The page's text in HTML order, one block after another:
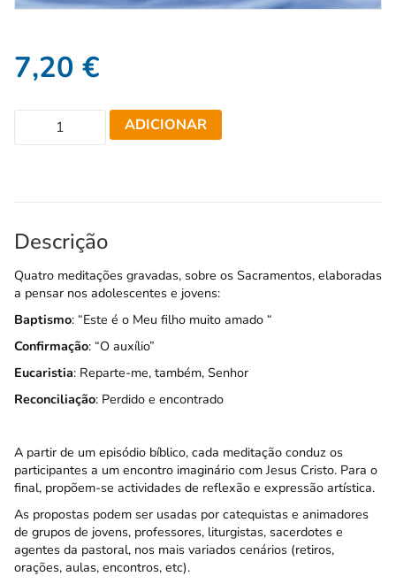
7,20 €
ADICIONAR
Descrição
Quatro meditações gravadas, sobre os Sacramentos, elaboradas
a pensar nos adolescentes e jovens:
Baptismo: “Este é o Meu filho muito amado “
Confirmação: “O auxílio”
Eucaristia: Reparte-me, também, Senhor
Reconciliação: Perdido e encontrado
A partir de um episódio bíblico, cada meditação conduz os
participantes a um encontro imaginário com Jesus Cristo. Para o
final, propõem-se actividades de reflexão e expressão artística.
As propostas podem ser usadas por catequistas e animadores
de grupos de jovens, professores, liturgistas, sacerdotes e
agentes da pastoral, nos mais variados cenários (retiros,
orações, aulas, encontros, etc).